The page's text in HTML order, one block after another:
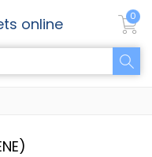
online 0